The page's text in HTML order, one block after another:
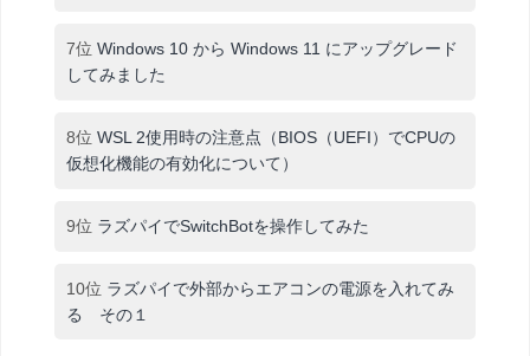
7位 Windows 10 から Windows 11 にアップグレード
してみました
8位 WSL 2使用時の注意点（BIOS（UEFI）でCPUの
仮想化機能の有効化について）
9位 ラズパイでSwitchBotを操作してみた
10位 ラズパイで外部からエアコンの電源を入れてみ
る その１